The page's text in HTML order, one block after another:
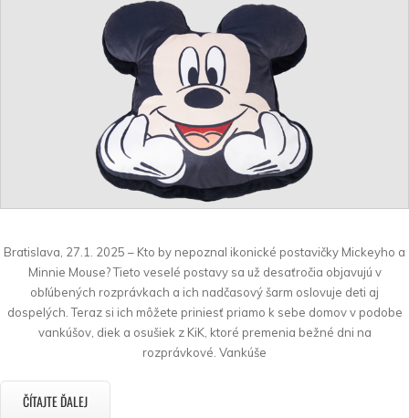
Bratislava, 27.1. 2025 – Kto by nepoznal ikonické postavičky Mickeyho a
Minnie Mouse? Tieto veselé postavy sa už desaťročia objavujú v
obľúbených rozprávkach a ich nadčasový šarm oslovuje deti aj
dospelých. Teraz si ich môžete priniesť priamo k sebe domov v podobe
vankúšov, diek a osušiek z KiK, ktoré premenia bežné dni na
rozprávkové. Vankúše
ČÍTAJTE ĎALEJ